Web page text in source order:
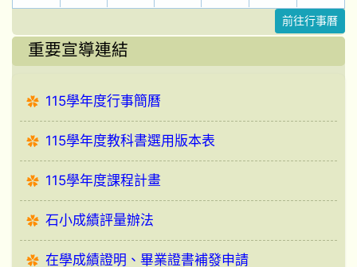
前往行事曆
重要宣導連結
115學年度行事簡曆
115學年度教科書選用版本表
115學年度課程計畫
石小成績評量辦法
在學成績證明、畢業證書補發申請